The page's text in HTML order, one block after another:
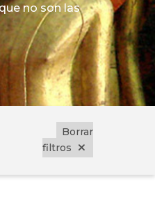
no son las
Borrar
filtros